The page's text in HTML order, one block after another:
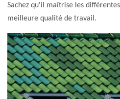
Sachez qu'il maîtrise les
meilleure qualité de travail.